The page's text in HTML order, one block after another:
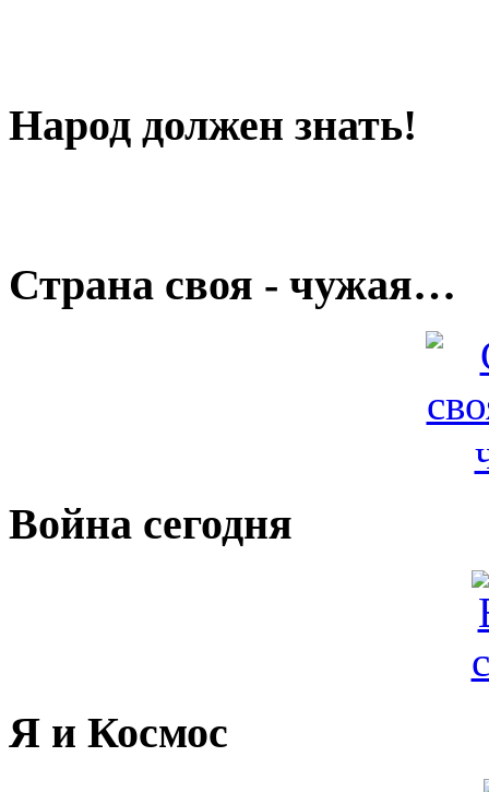
Народ должен знать!
Страна своя - чужая…
Война сегодня
Я и Космос